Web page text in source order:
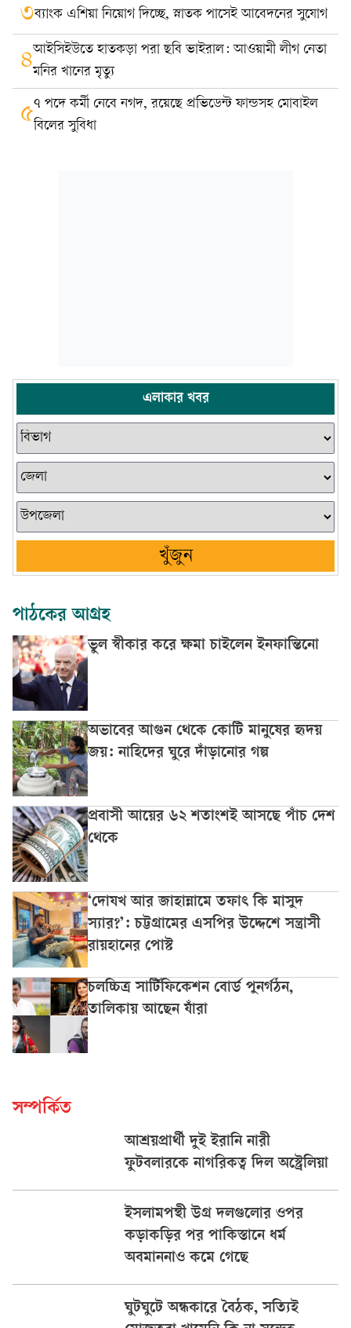
৩ব্যাংক এশিয়া নিয়োগ দিচ্ছে, স্নাতক পাসেই আবেদনের সুযোগ
৪আইসিইউতে হাতকড়া পরা ছবি ভাইরাল: আওয়ামী লীগ নেতা
মনির খানের মৃত্যু
৫৭ পদে কর্মী নেবে নগদ, রয়েছে প্রভিডেন্ট ফান্ডসহ মোবাইল
বিলের সুবিধা
এলাকার খবর
খুঁজুন
পাঠকের আগ্রহ
ভুল স্বীকার করে ক্ষমা চাইলেন ইনফান্তিনো
অভাবের আগুন থেকে কোটি মানুষের হৃদয়
জয়: নাহিদের ঘুরে দাঁড়ানোর গল্প
প্রবাসী আয়ের ৬২ শতাংশই আসছে পাঁচ দেশ
থেকে
‘দোযখ আর জাহান্নামে তফাৎ কি মাসুদ
স্যার?’: চট্টগ্রামের এসপির উদ্দেশে সন্ত্রাসী
রায়হানের পোস্ট
চলচ্চিত্র সার্টিফিকেশন বোর্ড পুনর্গঠন,
তালিকায় আছেন যাঁরা
সম্পর্কিত
আশ্রয়প্রার্থী দুই ইরানি নারী
ফুটবলারকে নাগরিকত্ব দিল অস্ট্রেলিয়া
ইসলামপন্থী উগ্র দলগুলোর ওপর
কড়াকড়ির পর পাকিস্তানে ধর্ম
অবমাননাও কমে গেছে
ঘুটঘুটে অন্ধকারে বৈঠক, সত্যিই